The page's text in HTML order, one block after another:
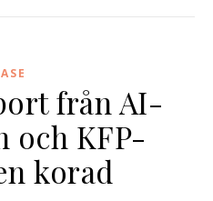
från AI-
och KFP-
korad